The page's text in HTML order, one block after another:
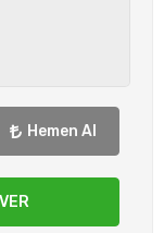
Hemen Al